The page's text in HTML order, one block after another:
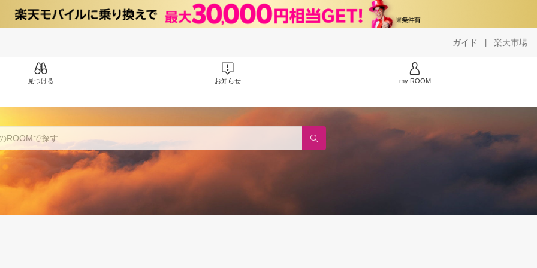
ガイド | 楽天市場
見つける お知らせ my ROOM